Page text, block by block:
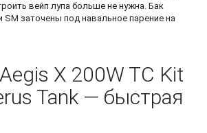
вейп лупа больше не нужна. Бак
SM заточены под навальное парение на
X 200W TC Kit
Tank — быстрая